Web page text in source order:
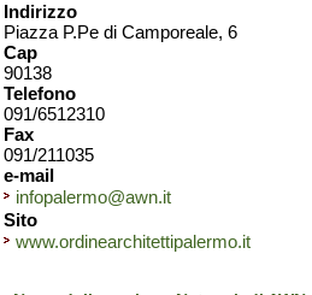
Indirizzo
Piazza P.Pe di Camporeale, 6
Cap
90138
Telefono
091/6512310
Fax
091/211035
e-mail
infopalermo@awn.it
Sito
www.ordinearchitettipalermo.it